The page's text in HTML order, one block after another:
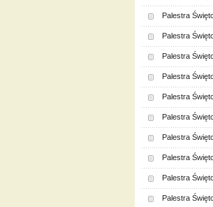
Palestra
Palestra
Palestra
Palestra
Palestra
Palestra
Palestra
Palestra
Palestra
Palestra